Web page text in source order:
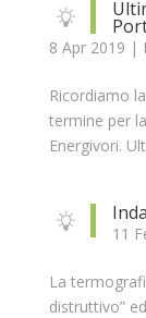
8 Apr 2019 |
Ricordiamo
termine per
Energivori.
11
La
distruttivo”